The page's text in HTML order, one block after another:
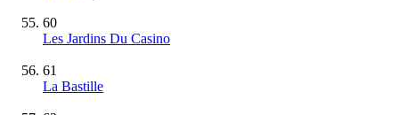
60
Les Jardins Du Casino
61
La Bastille